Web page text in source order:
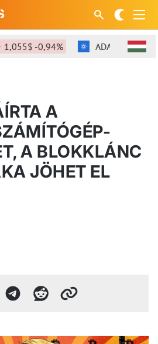
-0,94% ADA 0,189$ -
A
A BLOKKLÁNC
JÖHET EL